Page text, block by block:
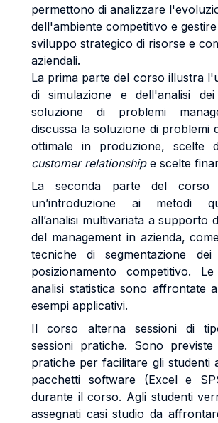
permettono di analizzare
dell'ambiente competitivo e
sviluppo strategico di risorse e
aziendali.
La prima parte del corso illustra
di simulazione e dell'analisi
soluzione di problemi
discussa la soluzione di problemi
ottimale in produzione, scelte
customer relationshipe scelte
La seconda parte del corso
un’introduzione ai metodi
all’analisi multivariata a supporto
del management in azienda,
tecniche di segmentazione
posizionamento competitivo.
analisi statistica sono affrontate
esempi applicativi.
Il corso alterna sessioni di
sessioni pratiche. Sono previste
pratiche per facilitare gli studenti
pacchetti software (Excel e
durante il corso. Agli studenti
assegnati casi studio da